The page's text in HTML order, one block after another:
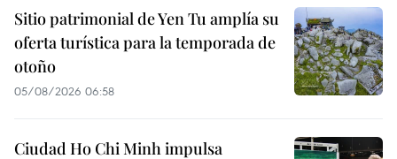
Sitio patrimonial de Yen Tu amplía su
oferta turística para la temporada de
otoño
05/08/2026 06:58
Ciudad Ho Chi Minh impulsa